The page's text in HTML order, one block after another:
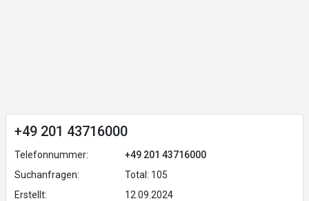
+49 201 43716000
Telefonnummer:
+49 201 43716000
Suchanfragen:
Total: 105
Erstellt:
12.09.2024